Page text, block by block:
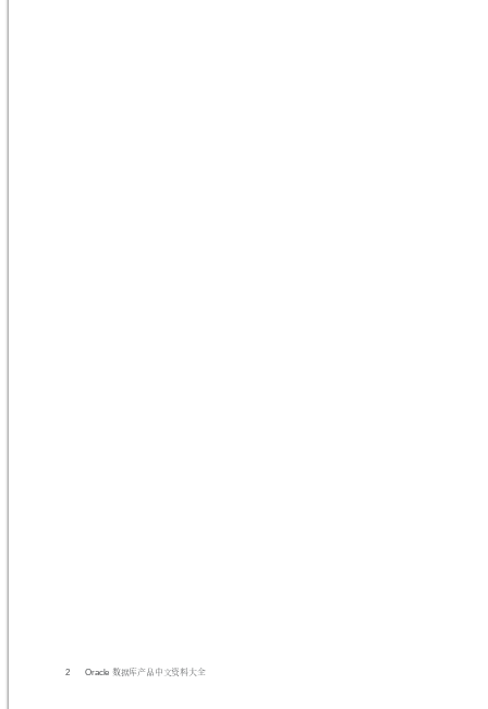
2 Oracle 数据库产品中文资料大全